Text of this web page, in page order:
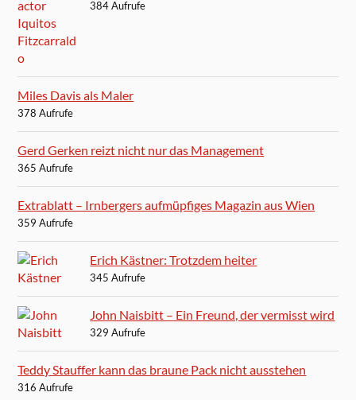
384 Aufrufe
Miles Davis als Maler
378 Aufrufe
Gerd Gerken reizt nicht nur das Management
365 Aufrufe
Extrablatt – Irnbergers aufmüpfiges Magazin aus Wien
359 Aufrufe
Erich Kästner: Trotzdem heiter
345 Aufrufe
John Naisbitt – Ein Freund, der vermisst wird
329 Aufrufe
Teddy Stauffer kann das braune Pack nicht ausstehen
316 Aufrufe